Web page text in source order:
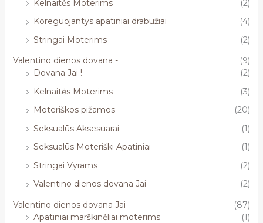
Kelnaitės Moterims
(2)
Koreguojantys apatiniai drabužiai
(4)
Stringai Moterims
(2)
Valentino dienos dovana -
(9)
Dovana Jai !
(2)
Kelnaitės Moterims
(3)
Moteriškos pižamos
(20)
Seksualūs Aksesuarai
(1)
Seksualūs Moteriški Apatiniai
(1)
Stringai Vyrams
(2)
Valentino dienos dovana Jai
(2)
Valentino dienos dovana Jai -
(87)
Apatiniai marškinėliai moterims
(1)